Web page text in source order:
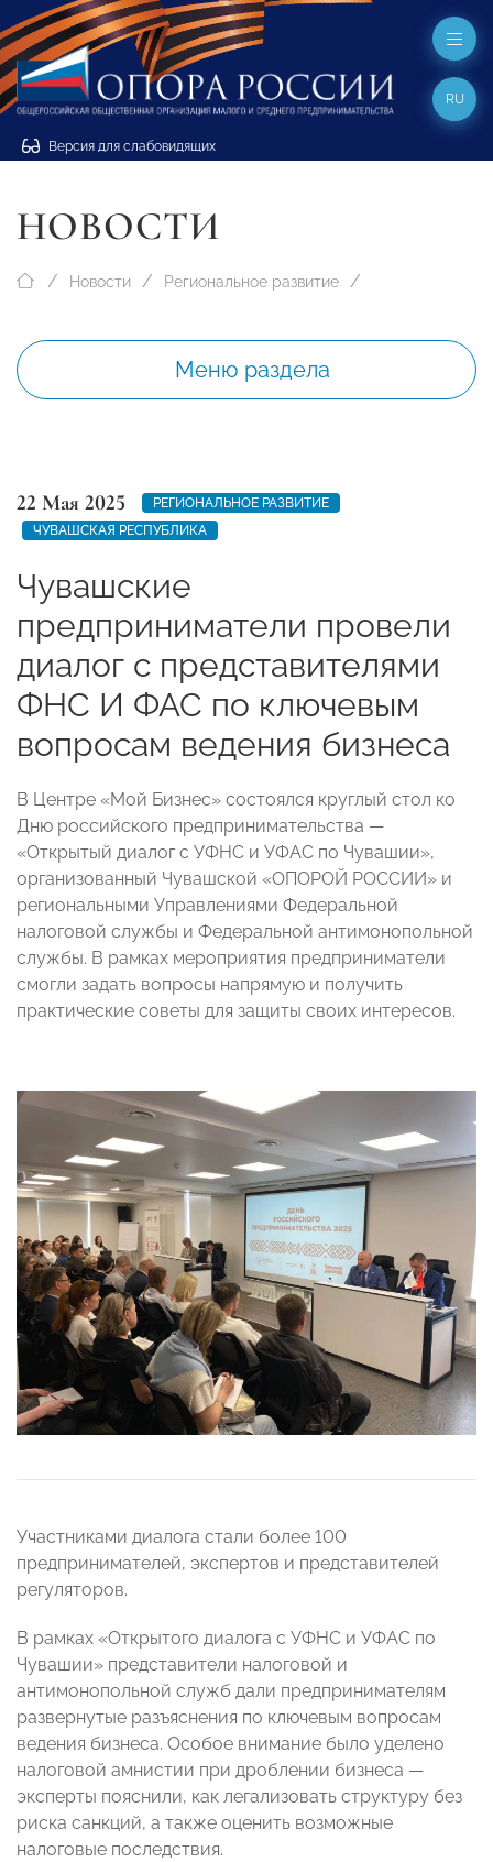
Версия для слабовидящих
RU
НОВОСТИ
Новости Региональное развитие
Меню раздела
22 Мая 2025
РЕГИОНАЛЬНОЕ РАЗВИТИЕ
ЧУВАШСКАЯ РЕСПУБЛИКА
Чувашские
предприниматели провели
диалог с представителями
ФНС И ФАС по ключевым
вопросам ведения бизнеса
В Центре «Мой Бизнес» состоялся круглый стол ко
Дню российского предпринимательства —
«Открытый диалог с УФНС и УФАС по Чувашии»,
организованный Чувашской «ОПОРОЙ РОССИИ» и
региональными Управлениями Федеральной
налоговой службы и Федеральной антимонопольной
службы. В рамках мероприятия предприниматели
смогли задать вопросы напрямую и получить
практические советы для защиты своих интересов.
Участниками диалога стали более 100
предпринимателей, экспертов и представителей
регуляторов.
В рамках «Открытого диалога с УФНС и УФАС по
Чувашии» представители налоговой и
антимонопольной служб дали предпринимателям
развернутые разъяснения по ключевым вопросам
ведения бизнеса. Особое внимание было уделено
налоговой амнистии при дроблении бизнеса —
эксперты пояснили, как легализовать структуру без
риска санкций, а также оценить возможные
налоговые последствия.